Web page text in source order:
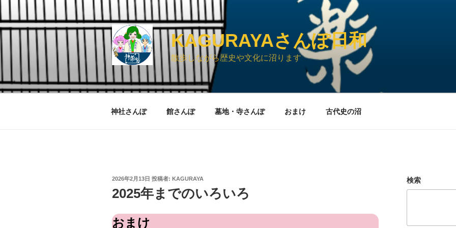
コ
ン
テ
ン
ツ
へ
ス
キ
KAGURAYAさんぽ日和
散歩しながら歴史や文化に沼ります
神社さんぽ 館さんぽ 墓地・寺さんぽ おまけ 古代史の沼
投
日:
2026年2月13日 投稿者: KAGURAYA
2025年までのいろいろ
おまけ
検索